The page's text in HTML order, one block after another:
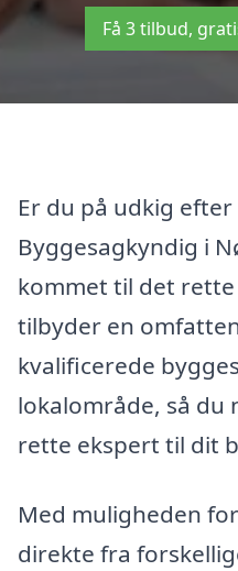
Få 3 tilbud,
Er du på udkig
Byggesagkyndig i
kommet til det
tilbyder en
kvalificerede
lokalområde, så du
rette ekspert til dit
Med muligheden
direkte fra